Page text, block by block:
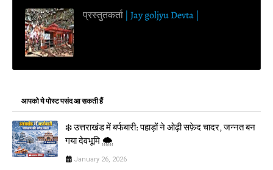
प्रस्तुतकर्ता | Jay goljyu Devta |
आपको ये पोस्ट पसंद आ सकती हैं
❄️ उत्तराखंड में बर्फबारी: पहाड़ों ने ओढ़ी सफ़ेद चादर, जन्नत बन
गया देवभूमि 🌨️
January 26, 2026